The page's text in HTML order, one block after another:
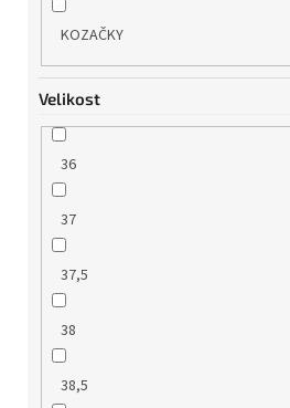
KOZAČKY
Velikost
36
37
37,5
38
38,5